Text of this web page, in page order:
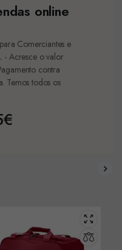
online
Comerciantes e
- Acresce o valor
contra
Temos todos os